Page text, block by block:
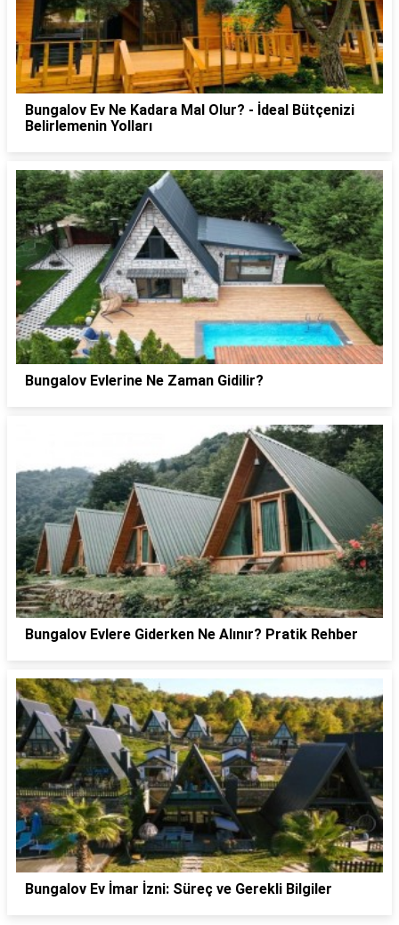
Bungalov Ev Ne Kadara Mal Olur? - İdeal Bütçenizi
Belirlemenin Yolları
Bungalov Evlerine Ne Zaman Gidilir?
Bungalov Evlere Giderken Ne Alınır? Pratik Rehber
Bungalov Ev İmar İzni: Süreç ve Gerekli Bilgiler